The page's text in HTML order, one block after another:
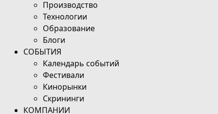
Производство
Технологии
Образование
Блоги
СОБЫТИЯ
Календарь событий
Фестивали
Кинорынки
Скрининги
КОМПАНИИ